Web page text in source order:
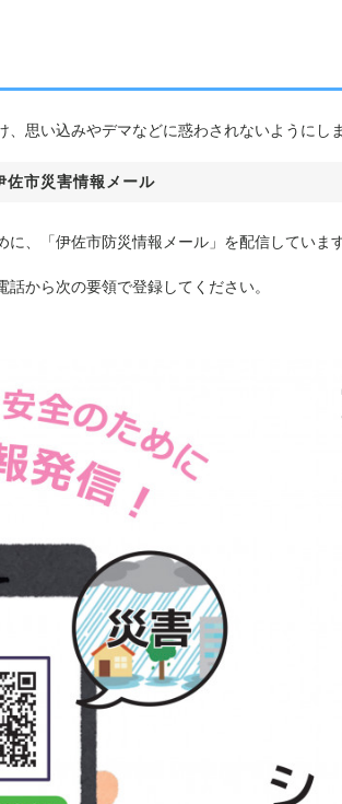
思い込みやデマなどに惑わされないようにし
佐市災害情報メール
、「伊佐市防災情報メール」を配信しています
から次の要領で登録してください。